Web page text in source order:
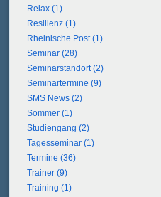
Relax (1)
Resilienz (1)
Rheinische Post (1)
Seminar (28)
Seminarstandort (2)
Seminartermine (9)
SMS News (2)
Sommer (1)
Studiengang (2)
Tagesseminar (1)
Termine (36)
Trainer (9)
Training (1)